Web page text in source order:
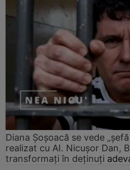
Diana Șoșoacă se vede
realizat cu AI. Nicușor Dan,
transformați în deținuți